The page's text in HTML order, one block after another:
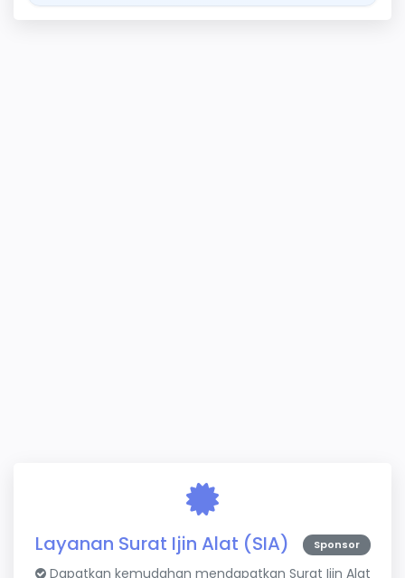
Layanan Surat Ijin Alat (SIA) Sponsor
Dapatkan kemudahan mendapatkan Surat Ijin Alat